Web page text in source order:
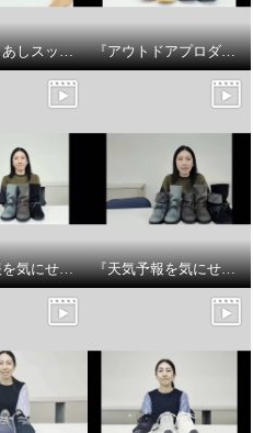
快歩主義 あしスッとシューズ 商品説明 『アウトドアプロダクツ』 防水厚底ウィンターブーツのサイズについてです
『天気予報を気にせず履けるトップドライ』スエード調チェック柄2WAYブーツの紹介 『天気予報を気にせず履けるトップドライ』スエード調チェック柄2WAYブーツのサイズ感についてです